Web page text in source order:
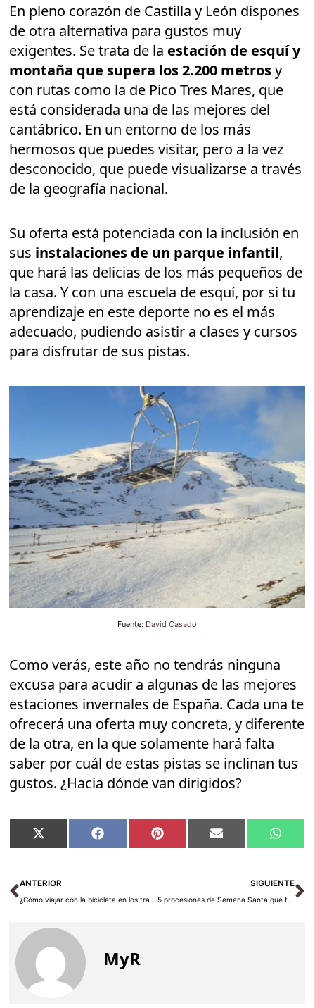
En pleno corazón de Castilla y León dispones
de otra alternativa para gustos muy
exigentes. Se trata de la estación de esquí y
montaña que supera los 2.200 metrosy
con rutas como la de Pico Tres Mares, que
está considerada una de las mejores del
cantábrico. En un entorno de los más
hermosos que puedes visitar, pero a la vez
desconocido, que puede visualizarse a través
de la geografía nacional.
Su oferta está potenciada con la inclusión en
sus instalaciones de un parque infantil,
que hará las delicias de los más pequeños de
la casa. Y con una escuela de esquí, por si tu
aprendizaje en este deporte no es el más
adecuado, pudiendo asistir a clases y cursos
para disfrutar de sus pistas.
Fuente: David Casado
Como verás, este año no tendrás ninguna
excusa para acudir a algunas de las mejores
estaciones invernales de España. Cada una te
ofrecerá una oferta muy concreta, y diferente
de la otra, en la que solamente hará falta
saber por cuál de estas pistas se inclinan tus
gustos. ¿Hacia dónde van dirigidos?
Compartir
en
X
(Twitter)
Compartir
en
Facebook Compartir
en
Pinterest Compartir
en
Email
en
Ant
ANTERIOR
¿Cómo viajar con la bicicleta en los transportes públicos?
SIGUIENTE
5 procesiones de Semana Santa que tienes que conocer
MyR